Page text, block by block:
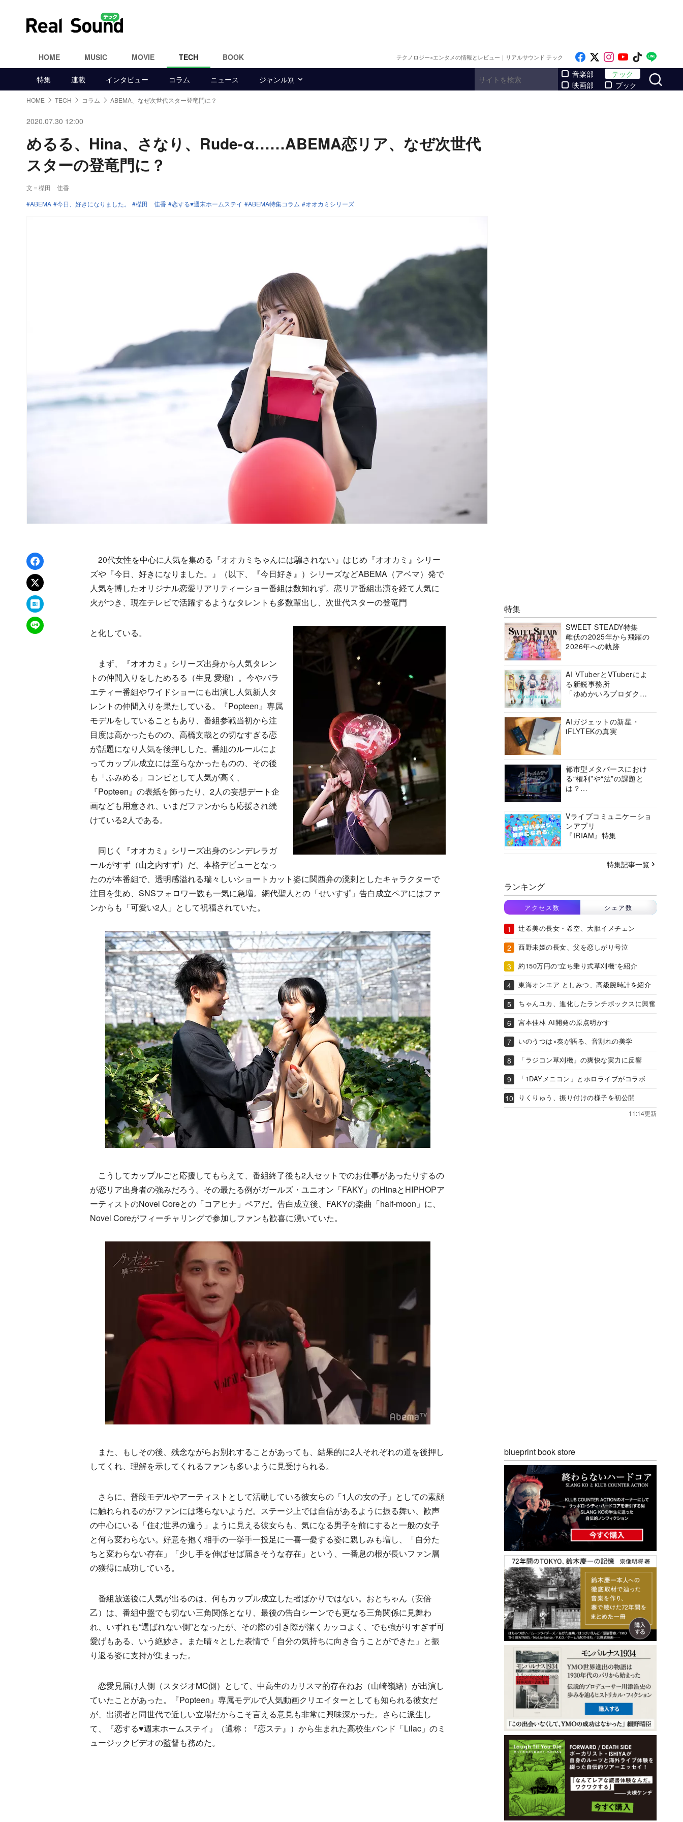
HOME MUSIC MOVIE TECH BOOK テクノロジー×エンタメの情報とレビュー｜リアルサウンド テック Like on Facebook
Follow on x
Follow on
Follow on
Follow
特集 連載 インタビュー コラム ニュース ジャンル別
音楽部
映画部
テック
ブック
HOME TECH コラム ABEMA、なぜ次世代スター登竜門に？
2020.07.30 12:00
めるる、Hina、さなり、Rude-α……ABEMA恋リア、なぜ次世代
スターの登竜門に？
文＝楳田 佳香
ABEMA
今日、好きになりました。 楳田 佳香 恋する♥週末ホームステイ ABEMA特集コラム オオカミシリーズ
Facebookでシェア
xでポスト
はてなブックマーク
LINEで送る
20代女性を中心に人気を集める『オオカミちゃんには騙されない』はじめ『オオカミ』シリー
ズや『今日、好きになりました。』（以下、『今日好き』）シリーズなどABEMA（アベマ）発で
人気を博したオリジナル恋愛リアリティーショー番組は数知れず。恋リア番組出演を経て人気に
火がつき、現在テレビで活躍するようなタレントも多数輩出し、次世代スターの登竜門
と化している。
まず、『オオカミ』シリーズ出身から人気タレン
トの仲間入りをしためるる（生見 愛瑠）。今やバラ
エティー番組やワイドショーにも出演し人気新人タ
レントの仲間入りを果たしている。『Popteen』専属
モデルをしていることもあり、番組参戦当初から注
目度は高かったものの、高橋文哉との切なすぎる恋
が話題になり人気を後押しした。番組のルールによ
ってカップル成立には至らなかったものの、その後
も「ふみめる」コンビとして人気が高く、
『Popteen』の表紙を飾ったり、2人の妄想デート企
画なども用意され、いまだファンからも応援され続
けている2人である。
同じく『オオカミ』シリーズ出身のシンデレラガ
ールがすず（山之内すず）だ。本格デビューとなっ
たのが本番組で、透明感溢れる瑞々しいショートカット姿に関西弁の溌剌としたキャラクターで
注目を集め、SNSフォロワー数も一気に急増。網代聖人との「せいすず」告白成立ペアにはファ
ンからも「可愛い2人」として祝福されていた。
こうしてカップルごと応援してもらえて、番組終了後も2人セットでのお仕事があったりするの
が恋リア出身者の強みだろう。その最たる例がガールズ・ユニオン「FAKY」のHinaとHIPHOPア
ーティストのNovel Coreとの「コアヒナ」ペアだ。告白成立後、FAKYの楽曲「half-moon」に、
Novel Coreがフィーチャリングで参加しファンも歓喜に湧いていた。
また、もしその後、残念ながらお別れすることがあっても、結果的に2人それぞれの道を後押し
してくれ、理解を示してくれるファンも多いように見受けられる。
さらに、普段モデルやアーティストとして活動している彼女らの「1人の女の子」としての素顔
に触れられるのがファンには堪らないようだ。ステージ上では自信があるように振る舞い、歓声
の中心にいる「住む世界の違う」ように見える彼女らも、気になる男子を前にすると一般の女子
と何ら変わらない。好意を抱く相手の一挙手一投足に一喜一憂する姿に親しみも増し、「自分た
ちと変わらない存在」「少し手を伸ばせば届きそうな存在」という、一番息の根が長いファン層
の獲得に成功している。
番組放送後に人気が出るのは、何もカップル成立した者ばかりではない。おとちゃん（安倍
乙）は、番組中盤でも切ない三角関係となり、最後の告白シーンでも更なる三角関係に見舞わ
れ、いずれも“選ばれない側”となったが、その際の引き際が潔くカッコよく、でも強がりすぎず可
愛げもある、いう絶妙さ。また晴々とした表情で「自分の気持ちに向き合うことができた」と振
り返る姿に支持が集まった。
恋愛見届け人側（スタジオMC側）として、中高生のカリスマ的存在ねお（山崎嶺緒）が出演し
ていたことがあった。『Popteen』専属モデルで人気動画クリエイターとしても知られる彼女だ
が、出演者と同世代で近しい立場だからこそ言える意見も非常に興味深かった。さらに派生し
て、『恋する♥週末ホームステイ』（通称：『恋ステ』）から生まれた高校生バンド「Lilac」のミ
ュージックビデオの監督も務めた。
特集
SWEET STEADY特集
雌伏の2025年から飛躍の
2026年への軌跡
AI VTuberとVTuberによ
る新鋭事務所
「ゆめかいろプロダクシ
AIガジェットの新星・
iFLYTEKの真実
都市型メタバースにおけ
る“権利”や“法”の課題と
は？
ーシアムの挑戦に迫る
Vライブコミュニケーショ
ンアプリ
『IRIAM』特集
特集記事一覧
ランキング
アクセス数 シェア数
辻希美の長女・希空、大胆イメチェン
西野未姫の長女、父を恋しがり号泣
約150万円の“立ち乗り式草刈機”を紹介
東海オンエア としみつ、高級腕時計を紹介
ちゃんユカ、進化したランチボックスに興奮
宮本佳林 AI開発の原点明かす
いのうつは×奏が語る、音割れの美学
「ラジコン草刈機」の爽快な実力に反響
「1DAYメニコン」とホロライブがコラボ
りくりゅう、振り付けの様子を初公開
11:14更新
blueprint book store